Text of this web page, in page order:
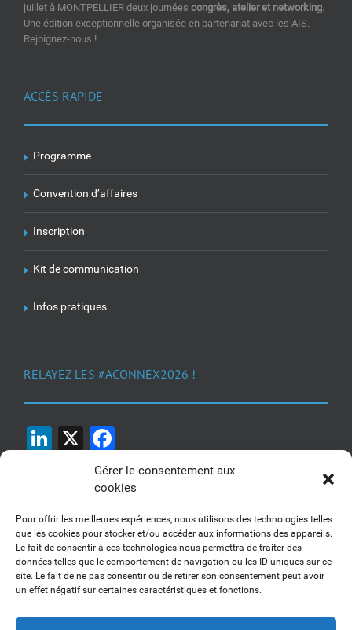
Gérer le consentement aux
cookies
Pour offrir les meilleures expériences, nous utilisons des technologies telles
que les cookies pour stocker et/ou accéder aux informations des appareils.
Le fait de consentir à ces technologies nous permettra de traiter des
données telles que le comportement de navigation ou les ID uniques sur ce
site. Le fait de ne pas consentir ou de retirer son consentement peut avoir
un effet négatif sur certaines caractéristiques et fonctions.
juillet à MONTPELLIER deux journées congrès, atelier et networking.
Une édition exceptionnelle organisée en partenariat avec les AIS.
Rejoignez-nous !
ACCÈS RAPIDE
Programme
Convention d’affaires
Inscription
Kit de communication
Infos pratiques
RELAYEZ LES #ACONNEX2026 !
LinkedIn
X
1, 2, 3... Buzzez !
Découvrez nos kits communication